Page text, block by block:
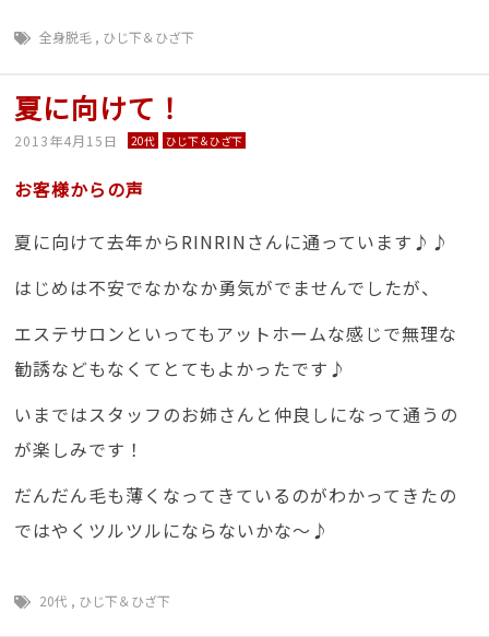
全身脱毛 , ひじ下＆ひざ下
夏に向けて！
2013年4月15日 20代 ひじ下＆ひざ下
お客様からの声
夏に向けて去年からRINRINさんに通っています♪♪
はじめは不安でなかなか勇気がでませんでしたが、
エステサロンといってもアットホームな感じで無理な
勧誘などもなくてとてもよかったです♪
いまではスタッフのお姉さんと仲良しになって通うの
が楽しみです！
だんだん毛も薄くなってきているのがわかってきたの
ではやくツルツルにならないかな～♪
20代 , ひじ下＆ひざ下